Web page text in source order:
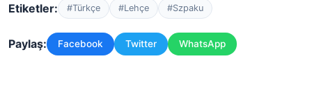
Etiketler: #Türkçe #Lehçe #Szpaku
Paylaş: Facebook Twitter WhatsApp